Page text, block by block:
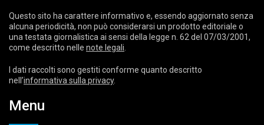
Questo sito ha carattere informativo e, essendo aggiornato senza
alcuna periodicità, non può considerarsi un prodotto editoriale o
una testata giornalistica ai sensi della legge n. 62 del 07/03/2001,
come descritto nelle note legali
I dati raccolti sono gestiti conforme quanto descritto
nell’informativa sulla privacy.
Menu